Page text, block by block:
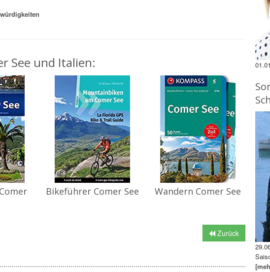
See und Italien:
Bikeführer Comer See Wandern Comer See
Zurück